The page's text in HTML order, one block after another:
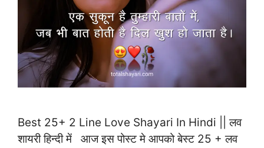
Best 25+ 2 Line Love Shayari In Hindi || लव
शायरी हिन्दी में आज इस पोस्ट मे आपको बेस्ट 25 + लव